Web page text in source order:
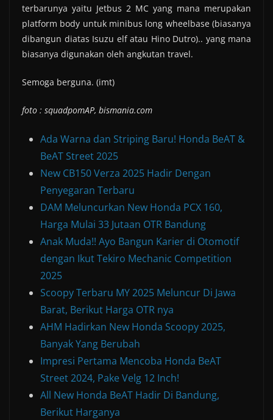
terbarunya yaitu Jetbus 2 MC yang mana merupakan
platform body untuk minibus long wheelbase (biasanya
dibangun diatas Isuzu elf atau Hino Dutro).. yang mana
biasanya digunakan oleh angkutan travel.
Semoga berguna. (imt)
foto : squadpomAP, bismania.com
Ada Warna dan Striping Baru! Honda BeAT &
BeAT Street 2025
New CB150 Verza 2025 Hadir Dengan
Penyegaran Terbaru
DAM Meluncurkan New Honda PCX 160,
Harga Mulai 33 Jutaan OTR Bandung
Anak Muda!! Ayo Bangun Karier di Otomotif
dengan Ikut Tekiro Mechanic Competition
2025
Scoopy Terbaru MY 2025 Meluncur Di Jawa
Barat, Berikut Harga OTR nya
AHM Hadirkan New Honda Scoopy 2025,
Banyak Yang Berubah
Impresi Pertama Mencoba Honda BeAT
Street 2024, Pake Velg 12 Inch!
All New Honda BeAT Hadir Di Bandung,
Berikut Harganya